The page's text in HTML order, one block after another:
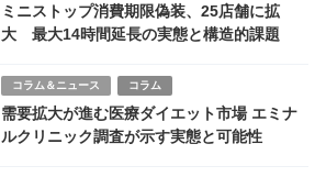
ミニストップ消費期限偽装、25店舗に拡
大 最大14時間延長の実態と構造的課題
コラム＆ニュース コラム
需要拡大が進む医療ダイエット市場 エミナ
ルクリニック調査が示す実態と可能性